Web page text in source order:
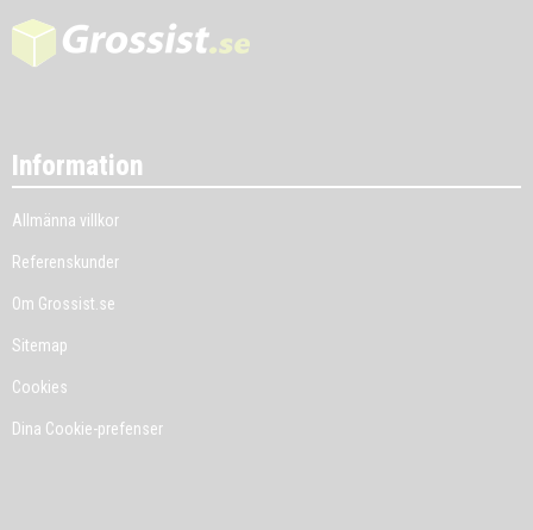
Information
Allmänna villkor
Referenskunder
Om Grossist.se
Sitemap
Cookies
Dina Cookie-prefenser